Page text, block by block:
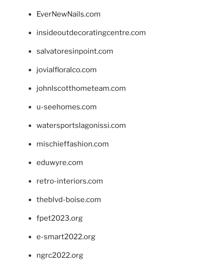
EverNewNails.com
insideoutdecoratingcentre.com
salvatoresinpoint.com
jovialfloralco.com
johnlscotthometeam.com
u-seehomes.com
watersportslagonissi.com
mischieffashion.com
eduwyre.com
retro-interiors.com
theblvd-boise.com
fpet2023.org
e-smart2022.org
ngrc2022.org